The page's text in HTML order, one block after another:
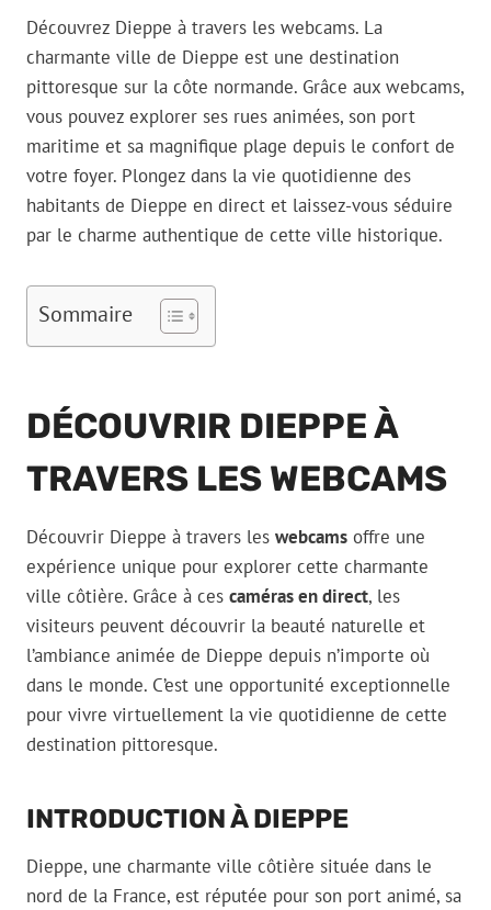
Découvrez Dieppe à travers les webcams. La
charmante ville de Dieppe est une destination
pittoresque sur la côte normande. Grâce aux webcams,
vous pouvez explorer ses rues animées, son port
maritime et sa magnifique plage depuis le confort de
votre foyer. Plongez dans la vie quotidienne des
habitants de Dieppe en direct et laissez-vous séduire
par le charme authentique de cette ville historique.
Sommaire
DÉCOUVRIR DIEPPE À
TRAVERS LES WEBCAMS
Découvrir Dieppe à travers les webcams offre une
expérience unique pour explorer cette charmante
ville côtière. Grâce à ces caméras en direct, les
visiteurs peuvent découvrir la beauté naturelle et
l’ambiance animée de Dieppe depuis n’importe où
dans le monde. C’est une opportunité exceptionnelle
pour vivre virtuellement la vie quotidienne de cette
destination pittoresque.
INTRODUCTION À DIEPPE
Dieppe, une charmante ville côtière située dans le
nord de la France, est réputée pour son port animé, sa